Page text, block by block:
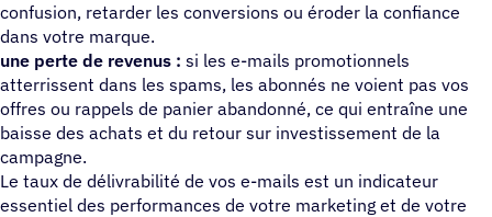
confusion, retarder les conversions ou éroder la confiance
dans votre marque.
une perte de revenus : si les e-mails promotionnels
atterrissent dans les spams, les abonnés ne voient pas vos
offres ou rappels de panier abandonné, ce qui entraîne une
baisse des achats et du retour sur investissement de la
campagne.
Le taux de délivrabilité de vos e-mails est un indicateur
essentiel des performances de votre marketing et de votre